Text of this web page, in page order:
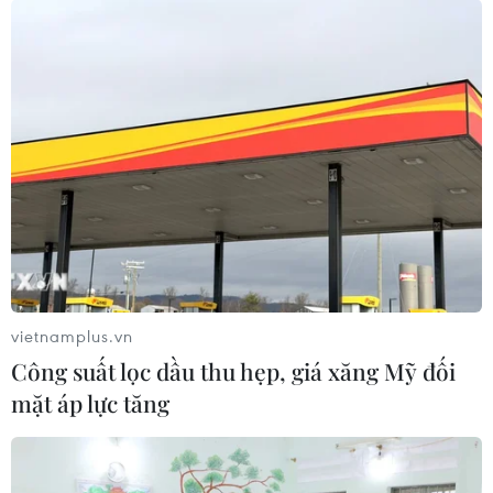
Xaysomphone Phomvihane - nhà
lãnh đạo vun đắp cho mối quan hệ
hữu nghị Việt-Lào
09/08/2026 01:21
Thánh đường Emir
Abdelkader - biểu tượng văn hóa,
tôn giáo của Constantine
08/08/2026 08:35
Vẻ đẹp lãng mạn của đồi
Vọng Cảnh tại thành phố Huế
vietnamplus.vn
Công suất lọc dầu thu hẹp, giá xăng Mỹ đối
mặt áp lực tăng